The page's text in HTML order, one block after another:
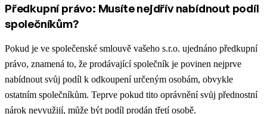
Předkupní právo: Musíte nejdřív nabídnout podíl
společníkům?
Pokud je ve společenské smlouvě vašeho s.r.o. ujednáno předkupní
právo, znamená to, že prodávající společník je povinen nejprve
nabídnout svůj podíl k odkoupení určeným osobám, obvykle
ostatním společníkům. Teprve pokud tito oprávnění svůj přednostní
nárok nevyužijí, může být podíl prodán třetí osobě.